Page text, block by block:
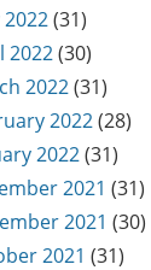
2022(31)
2022(30)
2022(31)
2022(28)
2022(31)
2021 (31)
2021 (30)
2021 (31)